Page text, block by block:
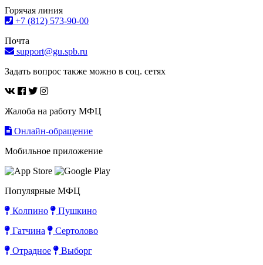
Горячая линия
+7 (812) 573-90-00
Почта
support@gu.spb.ru
Задать вопрос также можно в соц. сетях
Жалоба на работу МФЦ
Онлайн-обращение
Мобильное приложение
Популярные МФЦ
Колпино
Пушкино
Гатчина
Сертолово
Отрадное
Выборг